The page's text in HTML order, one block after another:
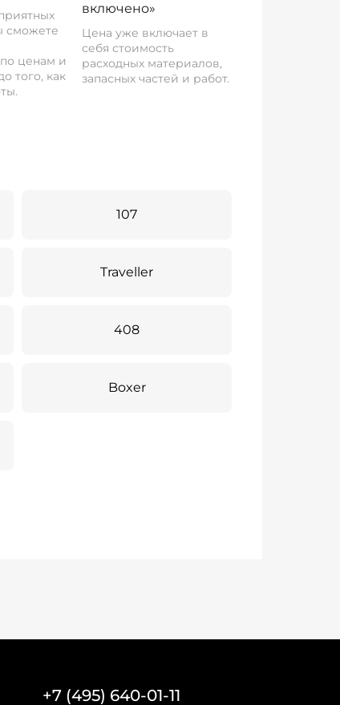
сможете
ценам и
того, как
включено»
Цена уже включает в
себя стоимость
расходных материалов,
запасных частей и работ.
107
Traveller
408
Boxer
+7 (495) 640-01-11